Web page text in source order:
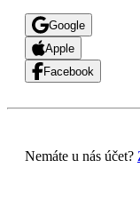
Google
Apple
Facebook
Nemáte u nás účet?